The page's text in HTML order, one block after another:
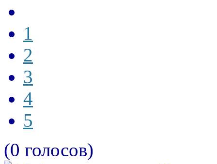
1
2
3
4
5
(0 голосов)